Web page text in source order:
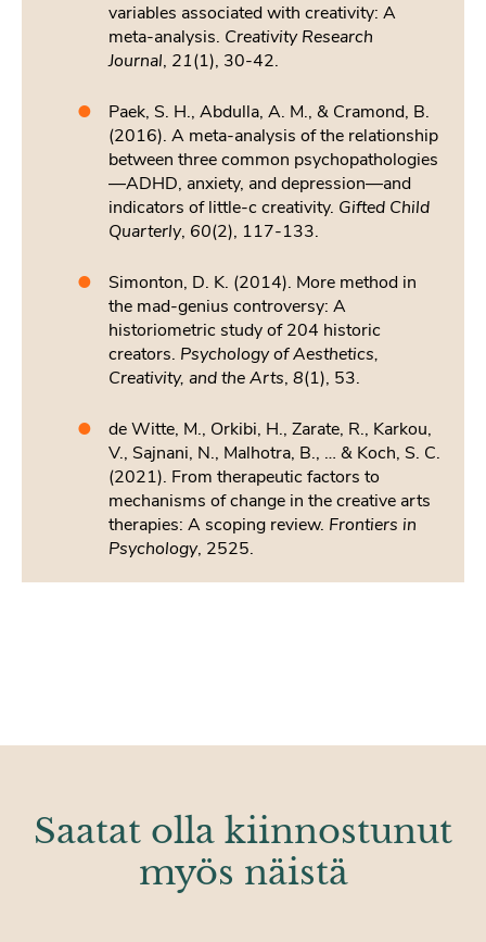
variables associated with creativity: A
meta-analysis. Creativity Research
Journal, 21(1), 30-42.
Paek, S. H., Abdulla, A. M., & Cramond, B.
(2016). A meta-analysis of the relationship
between three common psychopathologies
—ADHD, anxiety, and depression—and
indicators of little-c creativity. Gifted Child
Quarterly, 60(2), 117-133.
Simonton, D. K. (2014). More method in
the mad-genius controversy: A
historiometric study of 204 historic
creators. Psychology of Aesthetics,
Creativity, and the Arts, 8(1), 53.
de Witte, M., Orkibi, H., Zarate, R., Karkou,
V., Sajnani, N., Malhotra, B., … & Koch, S. C.
(2021). From therapeutic factors to
mechanisms of change in the creative arts
therapies: A scoping review. Frontiers in
Psychology, 2525.
Saatat olla kiinnostunut
myös näistä